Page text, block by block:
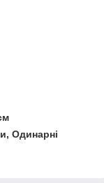
Одинарні